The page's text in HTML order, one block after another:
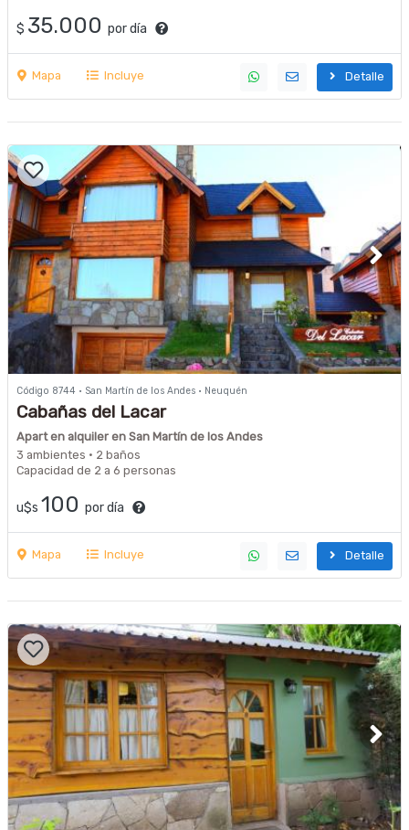
$ 35.000 por día
Mapa Incluye Detalle
Código 8744 · San Martín de los Andes · Neuquén
Cabañas del Lacar
Apart en alquiler en San Martín de los Andes
3 ambientes · 2 baños
Capacidad de 2 a 6 personas
u$s 100 por día
Mapa Incluye Detalle